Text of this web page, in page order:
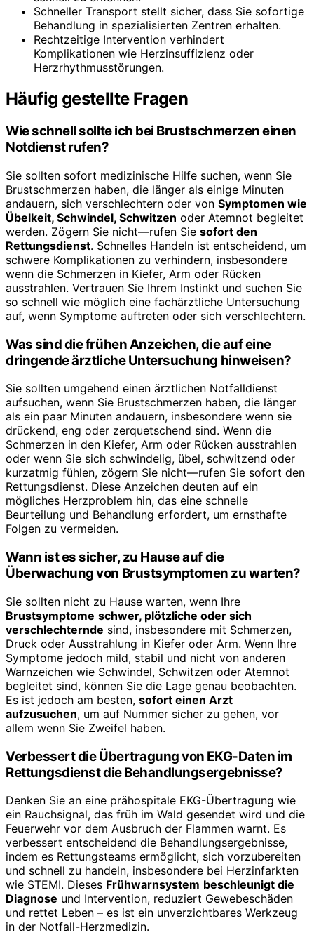
Schneller Transport stellt sicher, dass Sie sofortige
Behandlung in spezialisierten Zentren erhalten.
Rechtzeitige Intervention verhindert
Komplikationen wie Herzinsuffizienz oder
Herzrhythmusstörungen.
Häufig gestellte Fragen
Wie schnell sollte ich bei Brustschmerzen einen
Notdienst rufen?
Sie sollten sofort medizinische Hilfe suchen, wenn Sie
Brustschmerzen haben, die länger als einige Minuten
andauern, sich verschlechtern oder von Symptomen wie
Übelkeit, Schwindel, Schwitzen oder Atemnot begleitet
werden. Zögern Sie nicht—rufen Sie sofort den
Rettungsdienst. Schnelles Handeln ist entscheidend, um
schwere Komplikationen zu verhindern, insbesondere
wenn die Schmerzen in Kiefer, Arm oder Rücken
ausstrahlen. Vertrauen Sie Ihrem Instinkt und suchen Sie
so schnell wie möglich eine fachärztliche Untersuchung
auf, wenn Symptome auftreten oder sich verschlechtern.
Was sind die frühen Anzeichen, die auf eine
dringende ärztliche Untersuchung hinweisen?
Sie sollten umgehend einen ärztlichen Notfalldienst
aufsuchen, wenn Sie Brustschmerzen haben, die länger
als ein paar Minuten andauern, insbesondere wenn sie
drückend, eng oder zerquetschend sind. Wenn die
Schmerzen in den Kiefer, Arm oder Rücken ausstrahlen
oder wenn Sie sich schwindelig, übel, schwitzend oder
kurzatmig fühlen, zögern Sie nicht—rufen Sie sofort den
Rettungsdienst. Diese Anzeichen deuten auf ein
mögliches Herzproblem hin, das eine schnelle
Beurteilung und Behandlung erfordert, um ernsthafte
Folgen zu vermeiden.
Wann ist es sicher, zu Hause auf die
Überwachung von Brustsymptomen zu warten?
Sie sollten nicht zu Hause warten, wenn Ihre
Brustsymptome schwer, plötzliche oder sich
verschlechternde sind, insbesondere mit Schmerzen,
Druck oder Ausstrahlung in Kiefer oder Arm. Wenn Ihre
Symptome jedoch mild, stabil und nicht von anderen
Warnzeichen wie Schwindel, Schwitzen oder Atemnot
begleitet sind, können Sie die Lage genau beobachten.
Es ist jedoch am besten, sofort einen Arzt
aufzusuchen, um auf Nummer sicher zu gehen, vor
allem wenn Sie Zweifel haben.
Verbessert die Übertragung von EKG-Daten im
Rettungsdienst die Behandlungsergebnisse?
Denken Sie an eine prähospitale EKG-Übertragung wie
ein Rauchsignal, das früh im Wald gesendet wird und die
Feuerwehr vor dem Ausbruch der Flammen warnt. Es
verbessert entscheidend die Behandlungsergebnisse,
indem es Rettungsteams ermöglicht, sich vorzubereiten
und schnell zu handeln, insbesondere bei Herzinfarkten
wie STEMI. Dieses Frühwarnsystem beschleunigt die
Diagnose und Intervention, reduziert Gewebeschäden
und rettet Leben – es ist ein unverzichtbares Werkzeug
in der Notfall-Herzmedizin.